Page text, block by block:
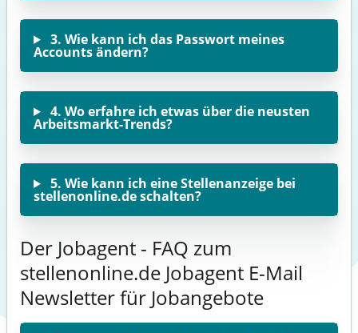
3. Wie kann ich das Passwort meines
Accounts ändern?
4. Wo erfahre ich etwas über die neusten
Arbeitsmarkt-Trends?
5. Wie kann ich eine Stellenanzeige bei
stellenonline.de schalten?
Der Jobagent - FAQ zum
stellenonline.de Jobagent E-Mail
Newsletter für Jobangebote